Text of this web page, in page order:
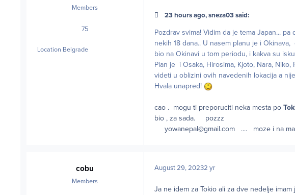
Members
75posts
Location Belgrade
23 hours ago, sneza03 said:
Pozdrav svima! Vidim da je tema Japan...
nekih 18 dana.. U nasem planu je i
bio na Okinavi u tom periodu, i kakva su
Plan je i Osaka, Hirosima, Kjoto, Nara,
videti u oblizini ovih navedenih lokacija a
Hvala unapred!
cao . mogu ti preporuciti neka mesta po
bio , za sada. pozzz
yowanepal@gmail.com .... moze i na
cobu
Members
August 29, 20232 yr
Ja ne idem za Tokio ali za dve nedelje